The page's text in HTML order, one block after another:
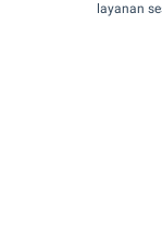
layanan